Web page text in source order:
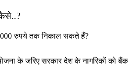
रुपये तक निकाल सकते हैं?
के जरिए सरकार देश के नागरिकों को बैंक